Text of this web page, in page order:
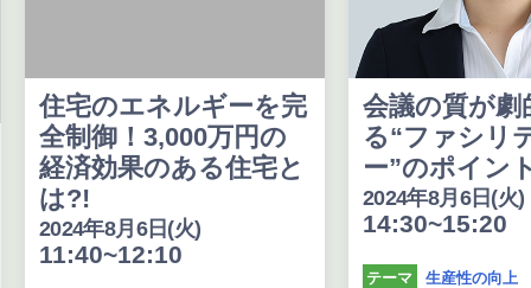
住宅のエネルギーを完
全制御！3,000万円の
経済効果のある住宅と
は?!
2024年8月6日(火)
11:40~12:10
会議の質が劇
る“ファシリ
ー”のポイン
2024年8月6日(火)
14:30~15:20
テーマ 生産性の向上